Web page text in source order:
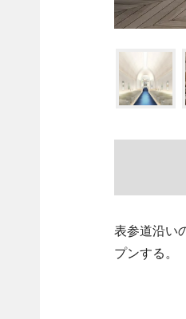
表参道沿い
プンする。